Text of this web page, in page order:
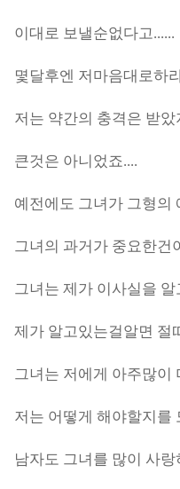
이대로 보낼순없다고......
몇달후엔 저마음대로하
저는 약간의 충격은 받았
큰것은 아니었죠....
예전에도 그녀가 그형의
그녀의 과거가 중요한건
그녀는 제가 이사실을
제가 알고있는걸알면 절
그녀는 저에게 아주많이
저는 어떻게 해야할지를
남자도 그녀를 많이 사